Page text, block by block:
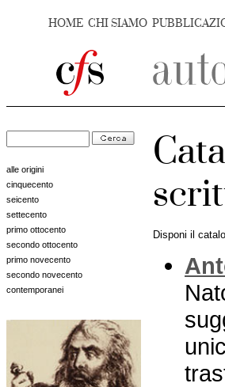
HOME CHI SIAMO
alle origini
cinquecento
seicento
settecento
primo ottocento
secondo ottocento
primo novecento
secondo novecento
contemporanei
Disponi il